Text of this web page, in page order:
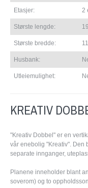
Etasjer: 2
Største lengde:
Største bredde:
Husbank:
Utleiemulighet:
KREATIV
"Kreativ Dobbel" er en
vår enebolig "Kreativ". Den
separate innganger,
Planene inneholder blant
soverom) og to